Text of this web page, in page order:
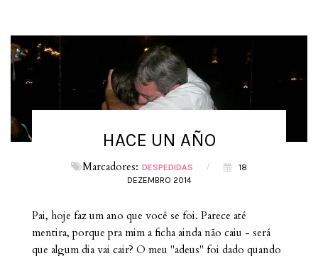
HACE UN AÑO
Marcadores: DESPEDIDAS /
18
DEZEMBRO 2014
Pai, hoje faz um ano que você se foi. Parece até
mentira, porque pra mim a ficha ainda não caiu - será
que algum dia vai cair? O meu "adeus" foi dado quando